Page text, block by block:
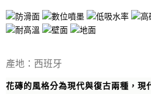
產地：西班牙
花磚的風格分為現代與復古兩種，現